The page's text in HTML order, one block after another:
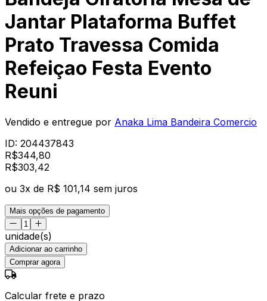
Jantar Plataforma Buffet
Prato Travessa Comida
Refeiçao Festa Evento
Reuni
Vendido e entregue por Anaka Lima Bandeira Comercio
ID: 204437843
R$344,80
R$303,42
ou 3x de R$ 101,14 sem juros
Mais opções de pagamento
unidade(s)
Adicionar ao carrinho
Comprar agora
Calcular frete e prazo